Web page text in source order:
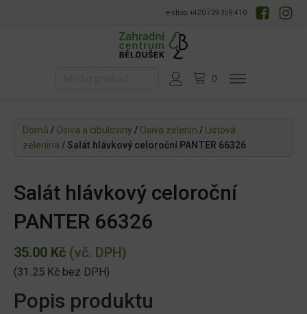
e-shop: +420 739 359 410
Domů / Osiva a cibuloviny / Osiva zelenin / Listová
zelenina / Salát hlávkový celoroční PANTER 66326
Salát hlávkový celoroční
PANTER 66326
35.00 Kč (vč. DPH)
(31.25 Kč bez DPH)
Popis produktu